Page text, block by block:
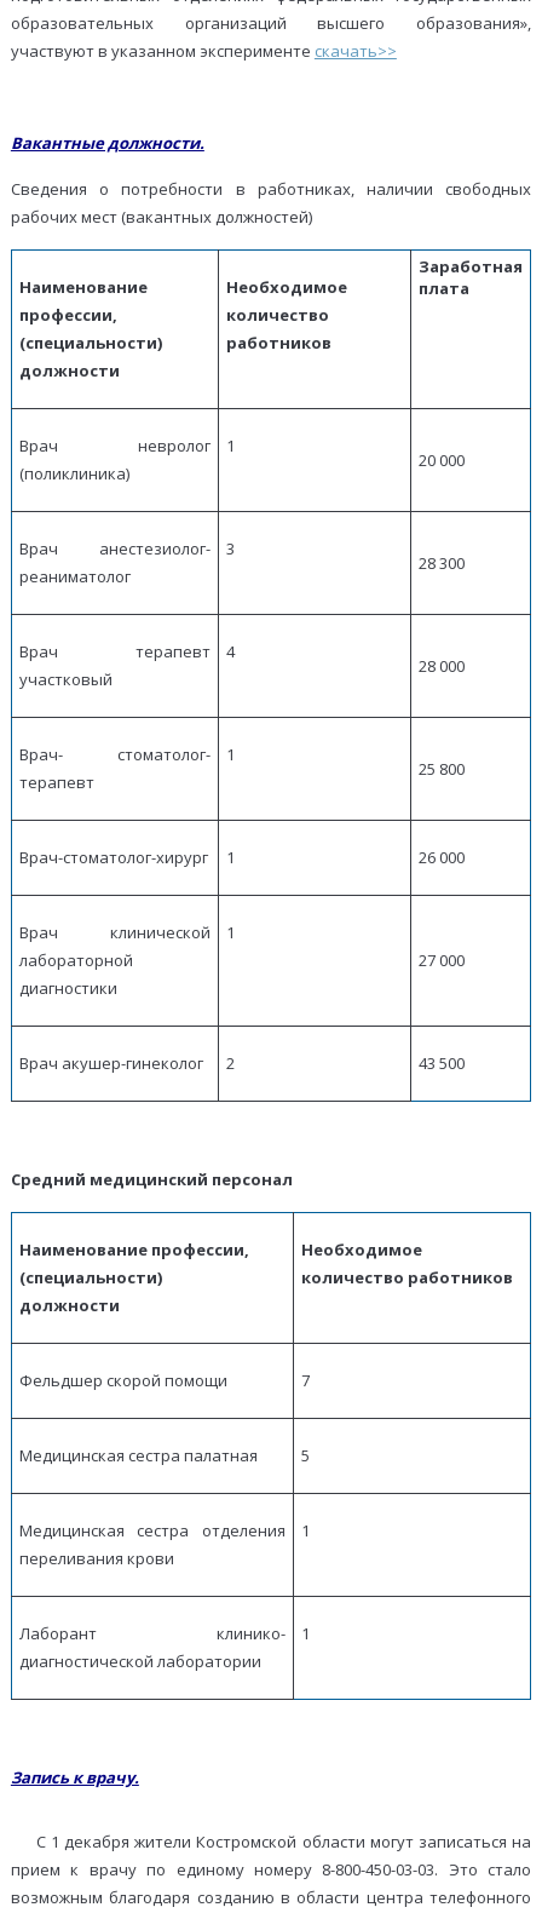
образовательных организаций высшего образования»,
участвуют в указанном эксперименте скачать>>
Вакантные должности.
Сведения о потребности в работниках, наличии свободных
рабочих мест (вакантных должностей)
Наименование
профессии,
(специальности)
должности
Необходимое
количество
работников
Заработная
плата
Врач невролог
(поликлиника)
1
20 000
Врач анестезиолог-
реаниматолог
3
28 300
Врач терапевт
участковый
4
28 000
Врач- стоматолог-
терапевт
1
25 800
Врач-стоматолог-хирург 1 26 000
Врач клинической
лабораторной
диагностики
1
27 000
Врач акушер-гинеколог 2 43 500
Средний медицинский персонал
Наименование профессии,
(специальности)
должности
Необходимое
количество работников
Фельдшер скорой помощи 7
Медицинская сестра палатная 5
Медицинская сестра отделения
переливания крови
1
Лаборант клинико-
диагностической лаборатории
1
Запись к врачу.
С 1 декабря жители Костромской области могут записаться на
прием к врачу по единому номеру 8-800-450-03-03. Это стало
возможным благодаря созданию в области центра телефонного